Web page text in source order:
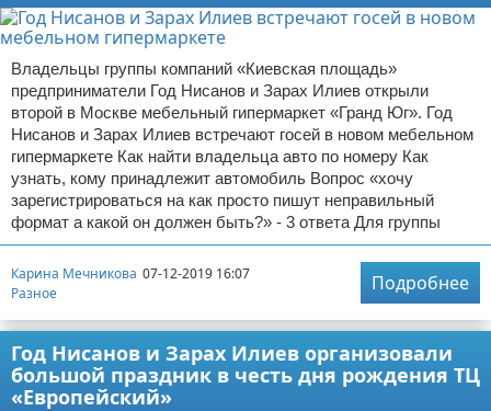
Владельцы группы компаний «Киевская площадь»
предприниматели Год Нисанов и Зарах Илиев открыли
второй в Москве мебельный гипермаркет «Гранд Юг». Год
Нисанов и Зарах Илиев встречают госей в новом мебельном
гипермаркете Как найти владельца авто по номеру Как
узнать, кому принадлежит автомобиль Вопрос «хочу
зарегистрироваться на как просто пишут неправильный
формат а какой он должен быть?» - 3 ответа Для группы
Карина Мечникова 07-12-2019 16:07
Разное
Подробнее
Год Нисанов и Зарах Илиев организовали
большой праздник в честь дня рождения ТЦ
«Европейский»